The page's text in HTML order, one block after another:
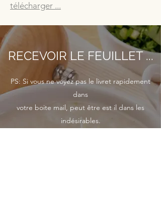
télécharger ...
RECEVOIR LE FEUILLET ...
PS: Si vous ne voyez pas le livret rapidement
dans
votre boite mail, peut être est il dans les
indésirables.